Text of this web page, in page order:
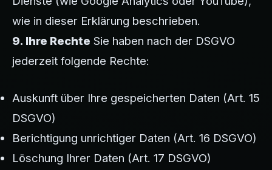
wie in dieser Erklärung beschrieben.
9. Ihre Rechte Sie haben nach der DSGVO
jederzeit folgende Rechte:
Auskunft über Ihre gespeicherten Daten (Art. 15
DSGVO)
Berichtigung unrichtiger Daten (Art. 16 DSGVO)
Löschung Ihrer Daten (Art. 17 DSGVO)